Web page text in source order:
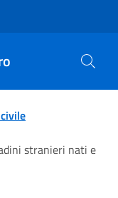
stranieri nati e